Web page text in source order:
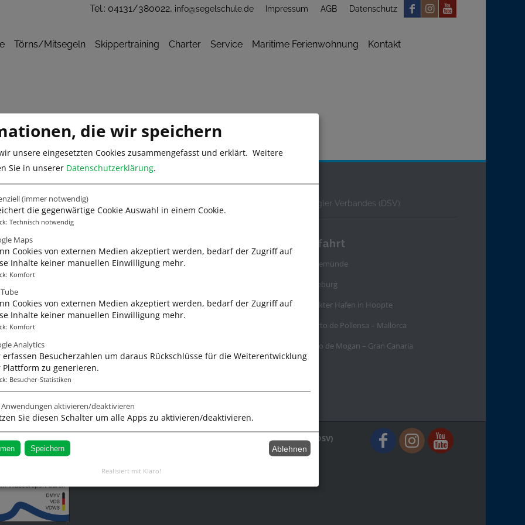
Impressum AGB Datenschutz
Tel.: 04131/380022, info@segelschule.de
Törns/Mitsegeln Skippertraining Charter Service Maritime Ferienwohnung Kontakt
Frank Lochte - Voll auf Kurs
Sportbootschulen (VDS) und anerkannte Ausbildungsstätte des Deutschen Segler Verbandes (DSV)
Links
Mitsegeln
Impressum
Datenschutz
Anfahrt
Travemünde
Lüneburg
Stöckter Hafen in Hoopte
Puerto de Pollensa – Mallorca
Porto de Mogan – Gran Canaria
(VDS) und anerkannte Ausbildungsstätte des Deutschen Segler Verbandes (DSV)
die wir speichern
unsere eingesetzten Cookies zusammengefasst und erklärt. Weitere
Sie in unserer Datenschutzerklärung.
(immer notwendig)
die gegenwärtige Cookie Auswahl in einem Cookie.
: Technisch notwendig
Maps
Cookies von externen Medien akzeptiert werden, bedarf der Zugriff auf
Inhalte keiner manuellen Einwilligung mehr.
: Komfort
Cookies von externen Medien akzeptiert werden, bedarf der Zugriff auf
Inhalte keiner manuellen Einwilligung mehr.
: Komfort
Analytics
erfassen Besucherzahlen um daraus Rückschlüsse für die Weiterentwicklung
Plattform zu generieren.
: Besucher-Statistiken
Anwendungen aktivieren/deaktivieren
Sie diesen Schalter um alle Apps zu aktivieren/deaktivieren.
Speichern Ablehnen
Realisiert mit Klaro!